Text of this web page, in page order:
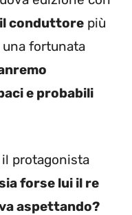
conduttore più
una fortunata
e probabili
protagonista
forse lui il re
aspettando?